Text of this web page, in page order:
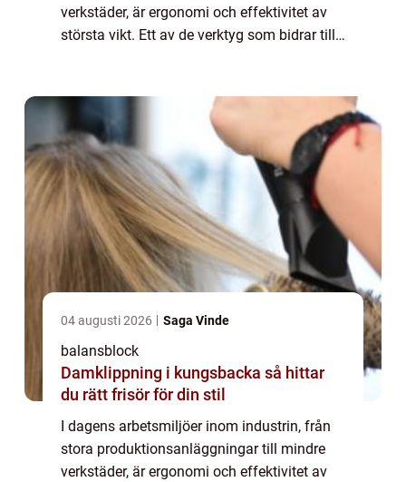
verkstäder, är ergonomi och effektivitet av
största vikt. Ett av de verktyg som bidrar till
04 augusti 2026 Saga Vinde
balansblock
Damklippning i kungsbacka så hittar
du rätt frisör för din stil
I dagens arbetsmiljöer inom industrin, från
stora produktionsanläggningar till mindre
verkstäder, är ergonomi och effektivitet av